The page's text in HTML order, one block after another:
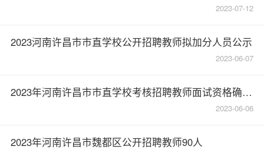
2023-07-12
2023河南许昌市市直学校公开招聘教师拟加分人员公示
2023-06-07
2023年河南许昌市市直学校考核招聘教师面试资格确认公告
2023-06-06
2023年河南许昌市魏都区公开招聘教师90人